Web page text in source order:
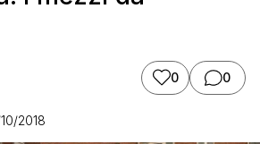
0 0
2018